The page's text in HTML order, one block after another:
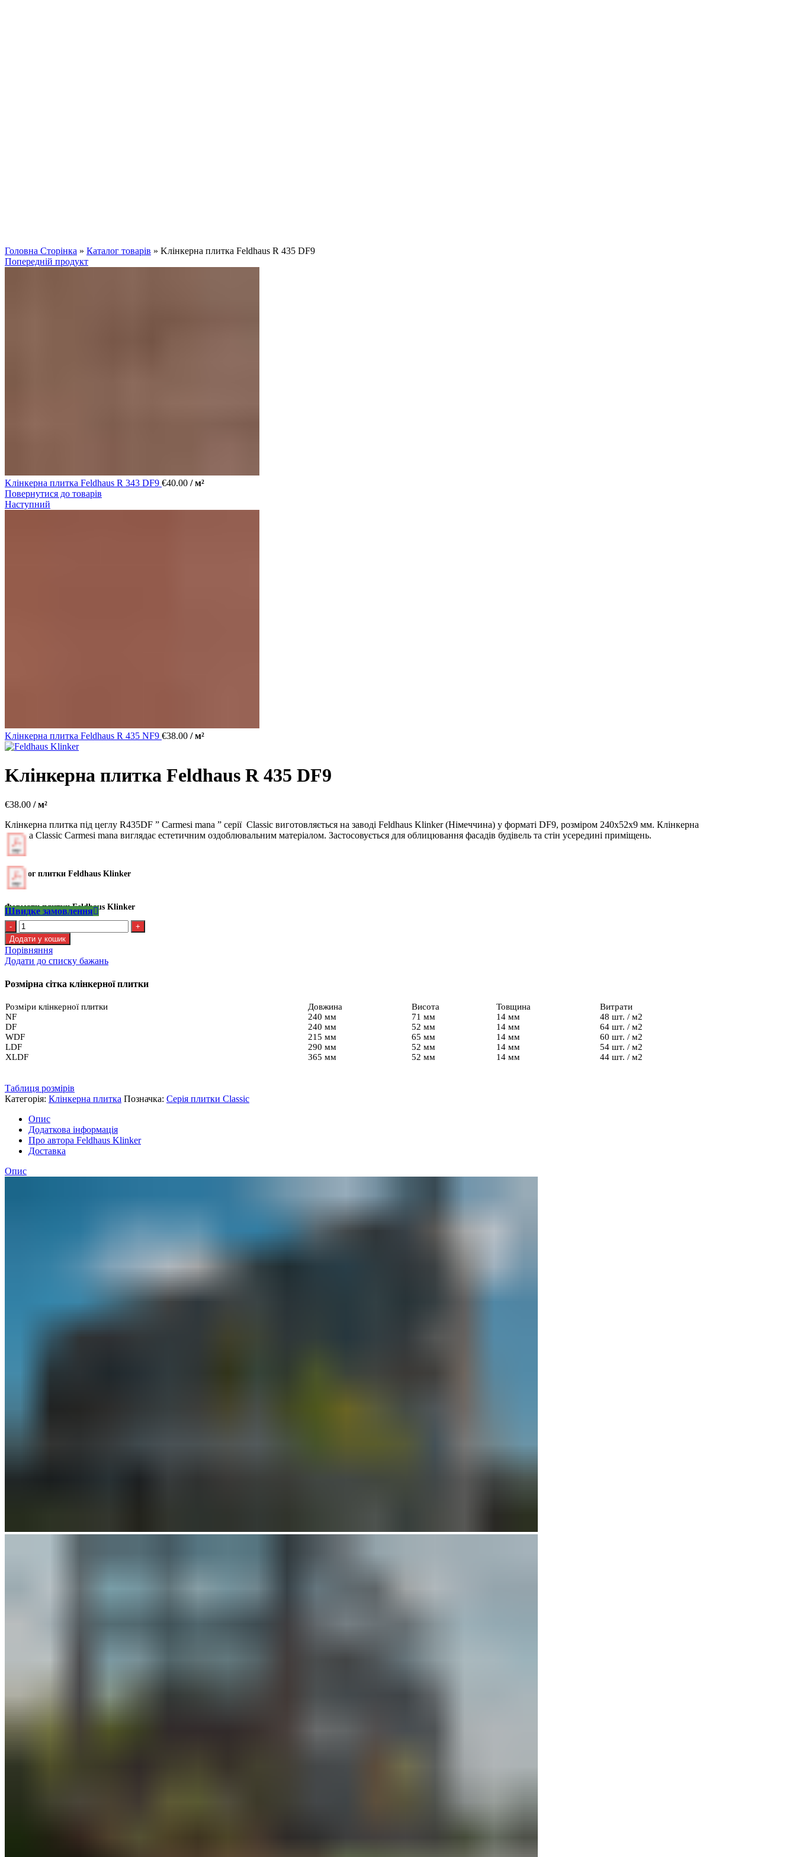
Головна Сторінка » Каталог товарів » Kлінкерна плитка Feldhaus R 435 DF9
Попередній продукт
Kлінкерна плитка Feldhaus R 343 DF9 €40.00 / м²
Повернутися до товарів
Наступний
Kлінкерна плитка Feldhaus R 435 NF9 €38.00 / м²
Kлінкерна плитка Feldhaus R 435 DF9
€38.00 / м²
Клінкерна плитка під цеглу R435DF ” Carmesi mana ” серії Classic виготовляється на заводі Feldhaus Klinker (Німеччина) у форматі DF9, розміром 240х52х9 мм. Клінкерна
плитка Classic Carmesi mana виглядає естетичним оздоблювальним матеріалом. Застосовується для облицювання фасадів будівель та стін усередині приміщень.
Каталог плитки Feldhaus Klinker
Формати плитки Feldhaus Klinker
Швидке замовлення
Kлінкерна
плитка
Feldhaus
R
435
DF9
кількість
Додати у кошик
Порівняння
Додати до списку бажань
Розмірна сітка клінкерної плитки
Розміри клінкерної плитки Довжина Висота Товщина
Витрати
NF
240 мм 71 мм 14 мм
48 шт. / м2
DF
240 мм 52 мм 14 мм
64 шт. / м2
WDF
215 мм 65 мм 14 мм
60 шт. / м2
LDF
290 мм 52 мм 14 мм
54 шт. / м2
XLDF
365 мм 52 мм 14 мм 44 шт. / м2
Таблиця розмірів
Категорія: Клінкерна плитка Позначка: Серія плитки Classic
Опис
Додаткова інформація
Про автора Feldhaus Klinker
Доставка
Опис